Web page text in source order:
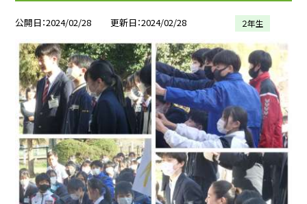
公開日 2024/02/28 更新日 2024/02/28 ２年生